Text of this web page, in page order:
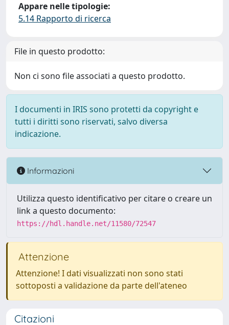
Appare nelle tipologie:
5.14 Rapporto di ricerca
File in questo prodotto:
Non ci sono file associati a questo prodotto.
I documenti in IRIS sono protetti da copyright e
tutti i diritti sono riservati, salvo diversa
indicazione.
Informazioni
Utilizza questo identificativo per citare o creare un
link a questo documento:
https://hdl.handle.net/11580/72547
Attenzione
Attenzione! I dati visualizzati non sono stati
sottoposti a validazione da parte dell'ateneo
Citazioni